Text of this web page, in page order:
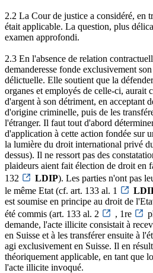
2.2 La Cour de justice a considéré, en
était applicable. La question, plus
examen approfondi.
2.3 En l'absence de relation
demanderesse fonde exclusivement
délictuelle. Elle soutient que la
organes et employés de celle-ci, aurait
d'argent à son détriment, en acceptant
d'origine criminelle, puis de les
l'étranger. Il faut tout d'abord
d'application à cette action fondée sur
la lumière du droit international privé
dessus). Il ne ressort pas des
plaideurs aient fait élection de droit en
132
LDIP). Les parties n'ont pas
le même Etat (cf. art. 133 al. 1
est soumise en principe au droit de
été commis (art. 133 al. 2
, 1re
demande, l'acte illicite consistait à
en Suisse et à les transférer ensuite à
agi exclusivement en Suisse. Il en
théoriquement applicable, en tant que
l'acte illicite invoqué.